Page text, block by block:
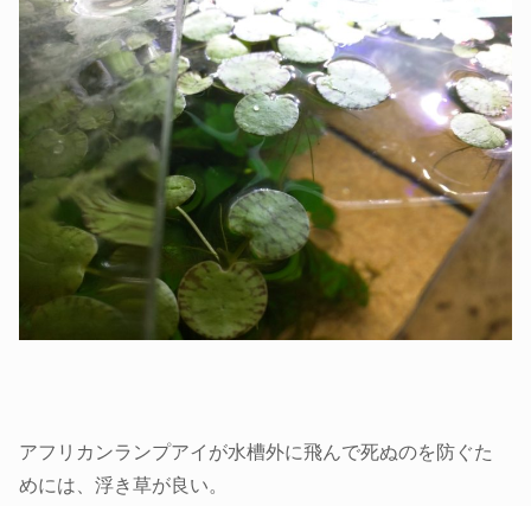
アフリカンランプアイが水槽外に飛んで死ぬのを防ぐた
めには、浮き草が良い。